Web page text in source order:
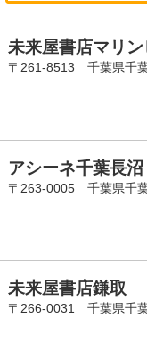
未来屋書店マリ
〒261-8513 千葉県千
アシーネ千葉長沼
〒263-0005 千葉県千
未来屋書店鎌取
〒266-0031 千葉県千